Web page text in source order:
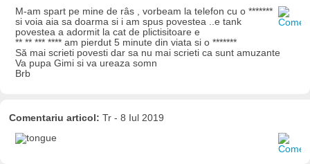
M-am spart pe mine de râs , vorbeam la telefon cu o *******
si voia aia sa doarma si i am spus povestea ..e tank
povestea a adormit la cat de plictisitoare e
** ** *** **** am pierdut 5 minute din viata si o *******
Să mai scrieti povesti dar sa nu mai scrieti ca sunt amuzante
Va pupa Gimi si va ureaza somn
Brb
Comentariu articol: Tr - 8 Iul 2019